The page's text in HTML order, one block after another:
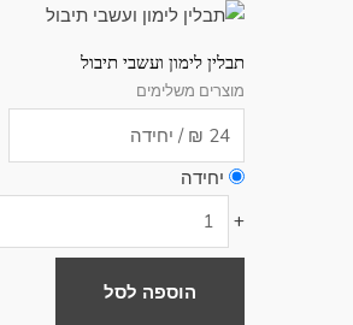
תבלין לימון ועשבי תיבול
מוצרים משלימים
יחידה
+
הוספה לסל